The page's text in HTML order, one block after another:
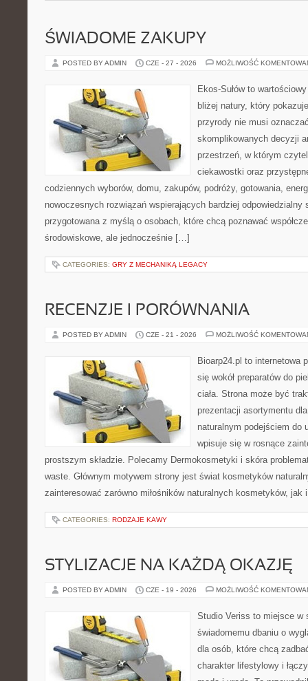
ŚWIADOME ZAKUPY
POSTED BY ADMIN CZE - 27 - 2026 MOŻLIWOŚĆ
Ekos-Sułów to
bliżej natury, który
przyrody nie musi
skomplikowanych decyzji
przestrzeń, w którym
ciekawostki oraz
codziennych wyborów, domu, zakupów, podróży, gotowania,
nowoczesnych rozwiązań wspierających bardziej odpowiedzialny
przygotowana z myślą o osobach, które chcą poznawać
środowiskowe, ale jednocześnie […]
CATEGORIES: GRY Z MECHANIKĄ LEGACY
RECENZJE I PORÓWNANIA
POSTED BY ADMIN CZE - 21 - 2026 MOŻLIWOŚĆ
Bioarp24.pl to internetowa
się wokół preparatów do
ciała. Strona może być
prezentacji asortymentu
naturalnym podejściem do
wpisuje się w rosnące
prostszym składzie. Polecamy Dermokosmetyki i skóra
waste. Głównym motywem strony jest świat kosmetyków
zainteresować zarówno miłośników naturalnych kosmetyków,
CATEGORIES: RODZAJE KAWY
STYLIZACJE NA KAŻDĄ OKAZJĘ
POSTED BY ADMIN CZE - 19 - 2026 MOŻLIWOŚĆ
Studio Veriss to miejsce w
świadomemu dbaniu o
dla osób, które chcą
charakter lifestylowy i